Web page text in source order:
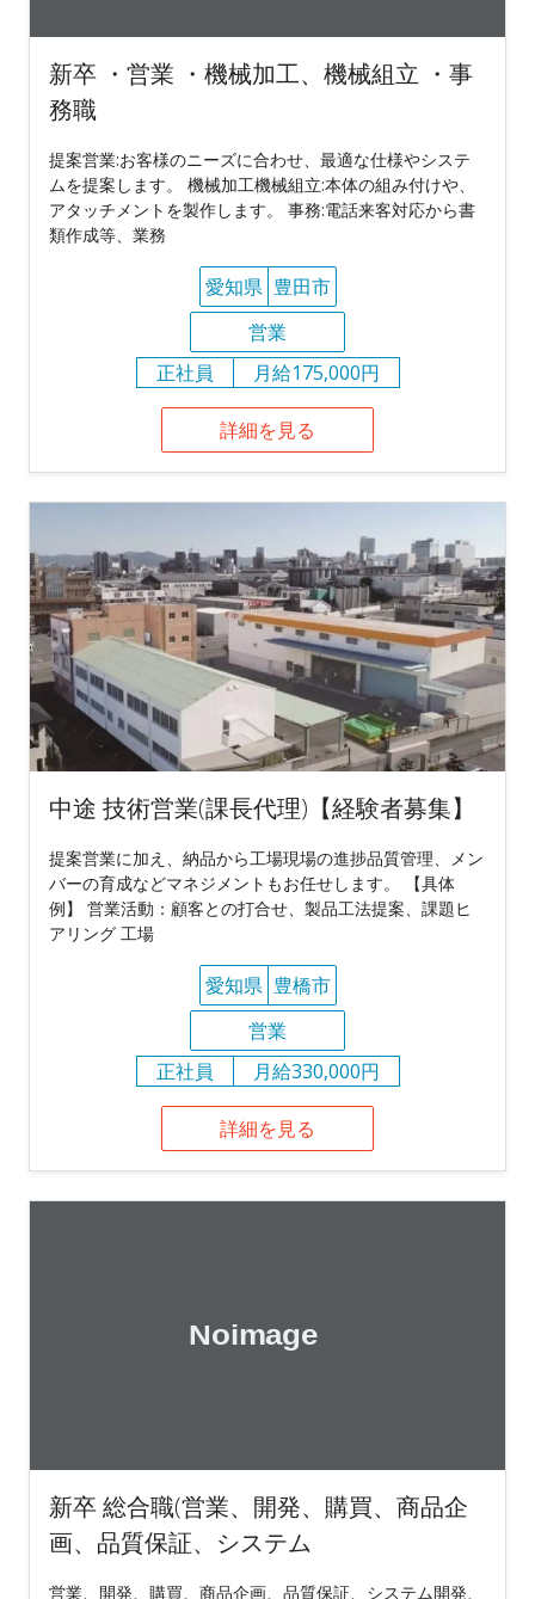
新卒 ・営業 ・機械加工、機械組立 ・事
務職
提案営業:お客様のニーズに合わせ、最適な仕様やシステ
ムを提案します。 機械加工機械組立:本体の組み付けや、
アタッチメントを製作します。 事務:電話来客対応から書
類作成等、業務
愛知県 豊田市
営業
正社員
月給175,000円
詳細を見る
中途 技術営業(課長代理)【経験者募集】
提案営業に加え、納品から工場現場の進捗品質管理、メン
バーの育成などマネジメントもお任せします。 【具体
例】 営業活動：顧客との打合せ、製品工法提案、課題ヒ
アリング 工場
愛知県 豊橋市
営業
正社員
月給330,000円
詳細を見る
新卒 総合職(営業、開発、購買、商品企
画、品質保証、システム
営業、開発、購買、商品企画、品質保証、システム開発、